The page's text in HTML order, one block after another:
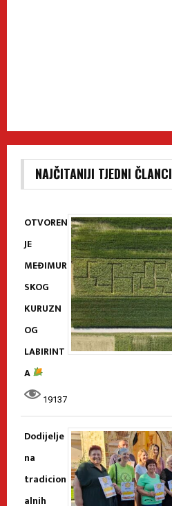
NAJČITANIJI TJEDNI ČLANCI
OTVOREN
JE
MEĐIMUR
SKOG
KURUZN
OG
LABIRINT
A
19137
Dodijelje
na
tradicion
alnih